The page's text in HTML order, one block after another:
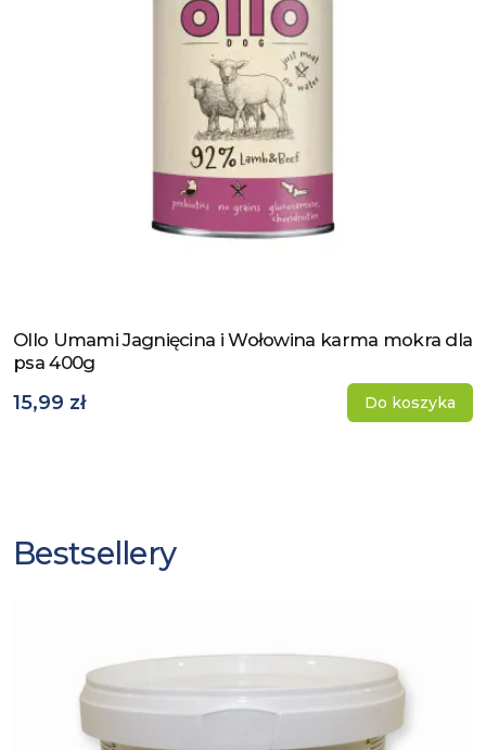
Zobacz produkt
Ollo Umami Jagnięcina i Wołowina karma mokra dla
psa 400g
15,99 zł Do koszyka
Bestsellery